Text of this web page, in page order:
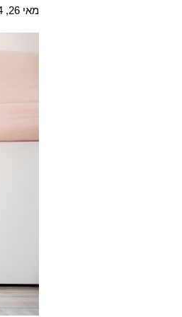
מאי 26, 2024